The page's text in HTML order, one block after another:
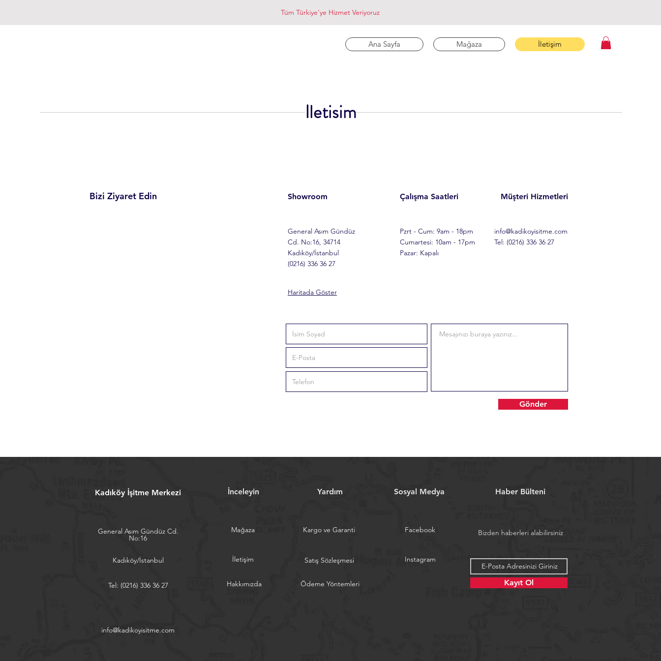
Ana Sayfa Mağaza İletişim
Tüm Türkiye'ye Hizmet Veriyoruz
Iletisim
Bizi Ziyaret Edin Showroom
General Asım Gündüz
Cd. No:16, 34714
Kadıköy/İstanbul
(0216) 336 36 27
Haritada Göster
Çalışma Saatleri Müşteri Hizmetleri
Pzrt - Cum: 9am - 18pm
​​Cumartesi: 10am - 17pm
​Pazar: Kapalı
info@kadikoyisitme.com
Tel: (0216) 336 36 27
Gönder
Kadıköy İşitme Merkezi İnceleyin Yardım Sosyal Medya Haber Bülteni
General Asım Gündüz Cd.
No:16
Kadıköy/İstanbul
Tel: (0216) 336 36 27
Mağaza Kargo ve Garanti
İletişim Satış Sözleşmesi
Hakkımızda Ödeme Yöntemleri
Facebook
Instagram
Bizden haberleri alabilirsiniz
Kayıt Ol
info@kadikoyisitme.com